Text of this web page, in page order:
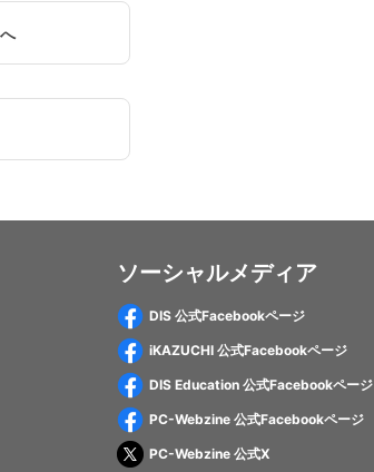
ソーシャルメディア
DIS 公式Facebookページ
iKAZUCHI 公式Facebookページ
DIS Education 公式Facebookページ
PC-Webzine 公式Facebookページ
PC-Webzine 公式X